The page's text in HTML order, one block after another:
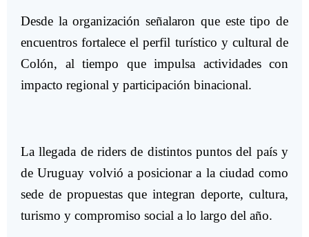
Desde la organización señalaron que este tipo de
encuentros fortalece el perfil turístico y cultural de
Colón, al tiempo que impulsa actividades con
impacto regional y participación binacional.
La llegada de riders de distintos puntos del país y
de Uruguay volvió a posicionar a la ciudad como
sede de propuestas que integran deporte, cultura,
turismo y compromiso social a lo largo del año.